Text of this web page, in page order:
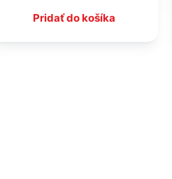
Pridať do košíka